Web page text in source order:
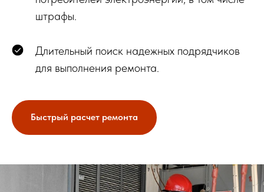
штрафы.
Длительный поиск надежных подрядчиков
для выполнения ремонта.
Быстрый расчет ремонта